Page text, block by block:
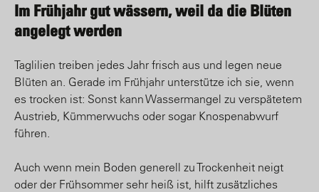
Im Frühjahr gut wässern, weil da die Blüten
angelegt werden
Taglilien treiben jedes Jahr frisch aus und legen neue
Blüten an. Gerade im Frühjahr unterstütze ich sie, wenn
es trocken ist: Sonst kann Wassermangel zu verspätetem
Austrieb, Kümmerwuchs oder sogar Knospenabwurf
führen.
Auch wenn mein Boden generell zu Trockenheit neigt
oder der Frühsommer sehr heiß ist, hilft zusätzliches